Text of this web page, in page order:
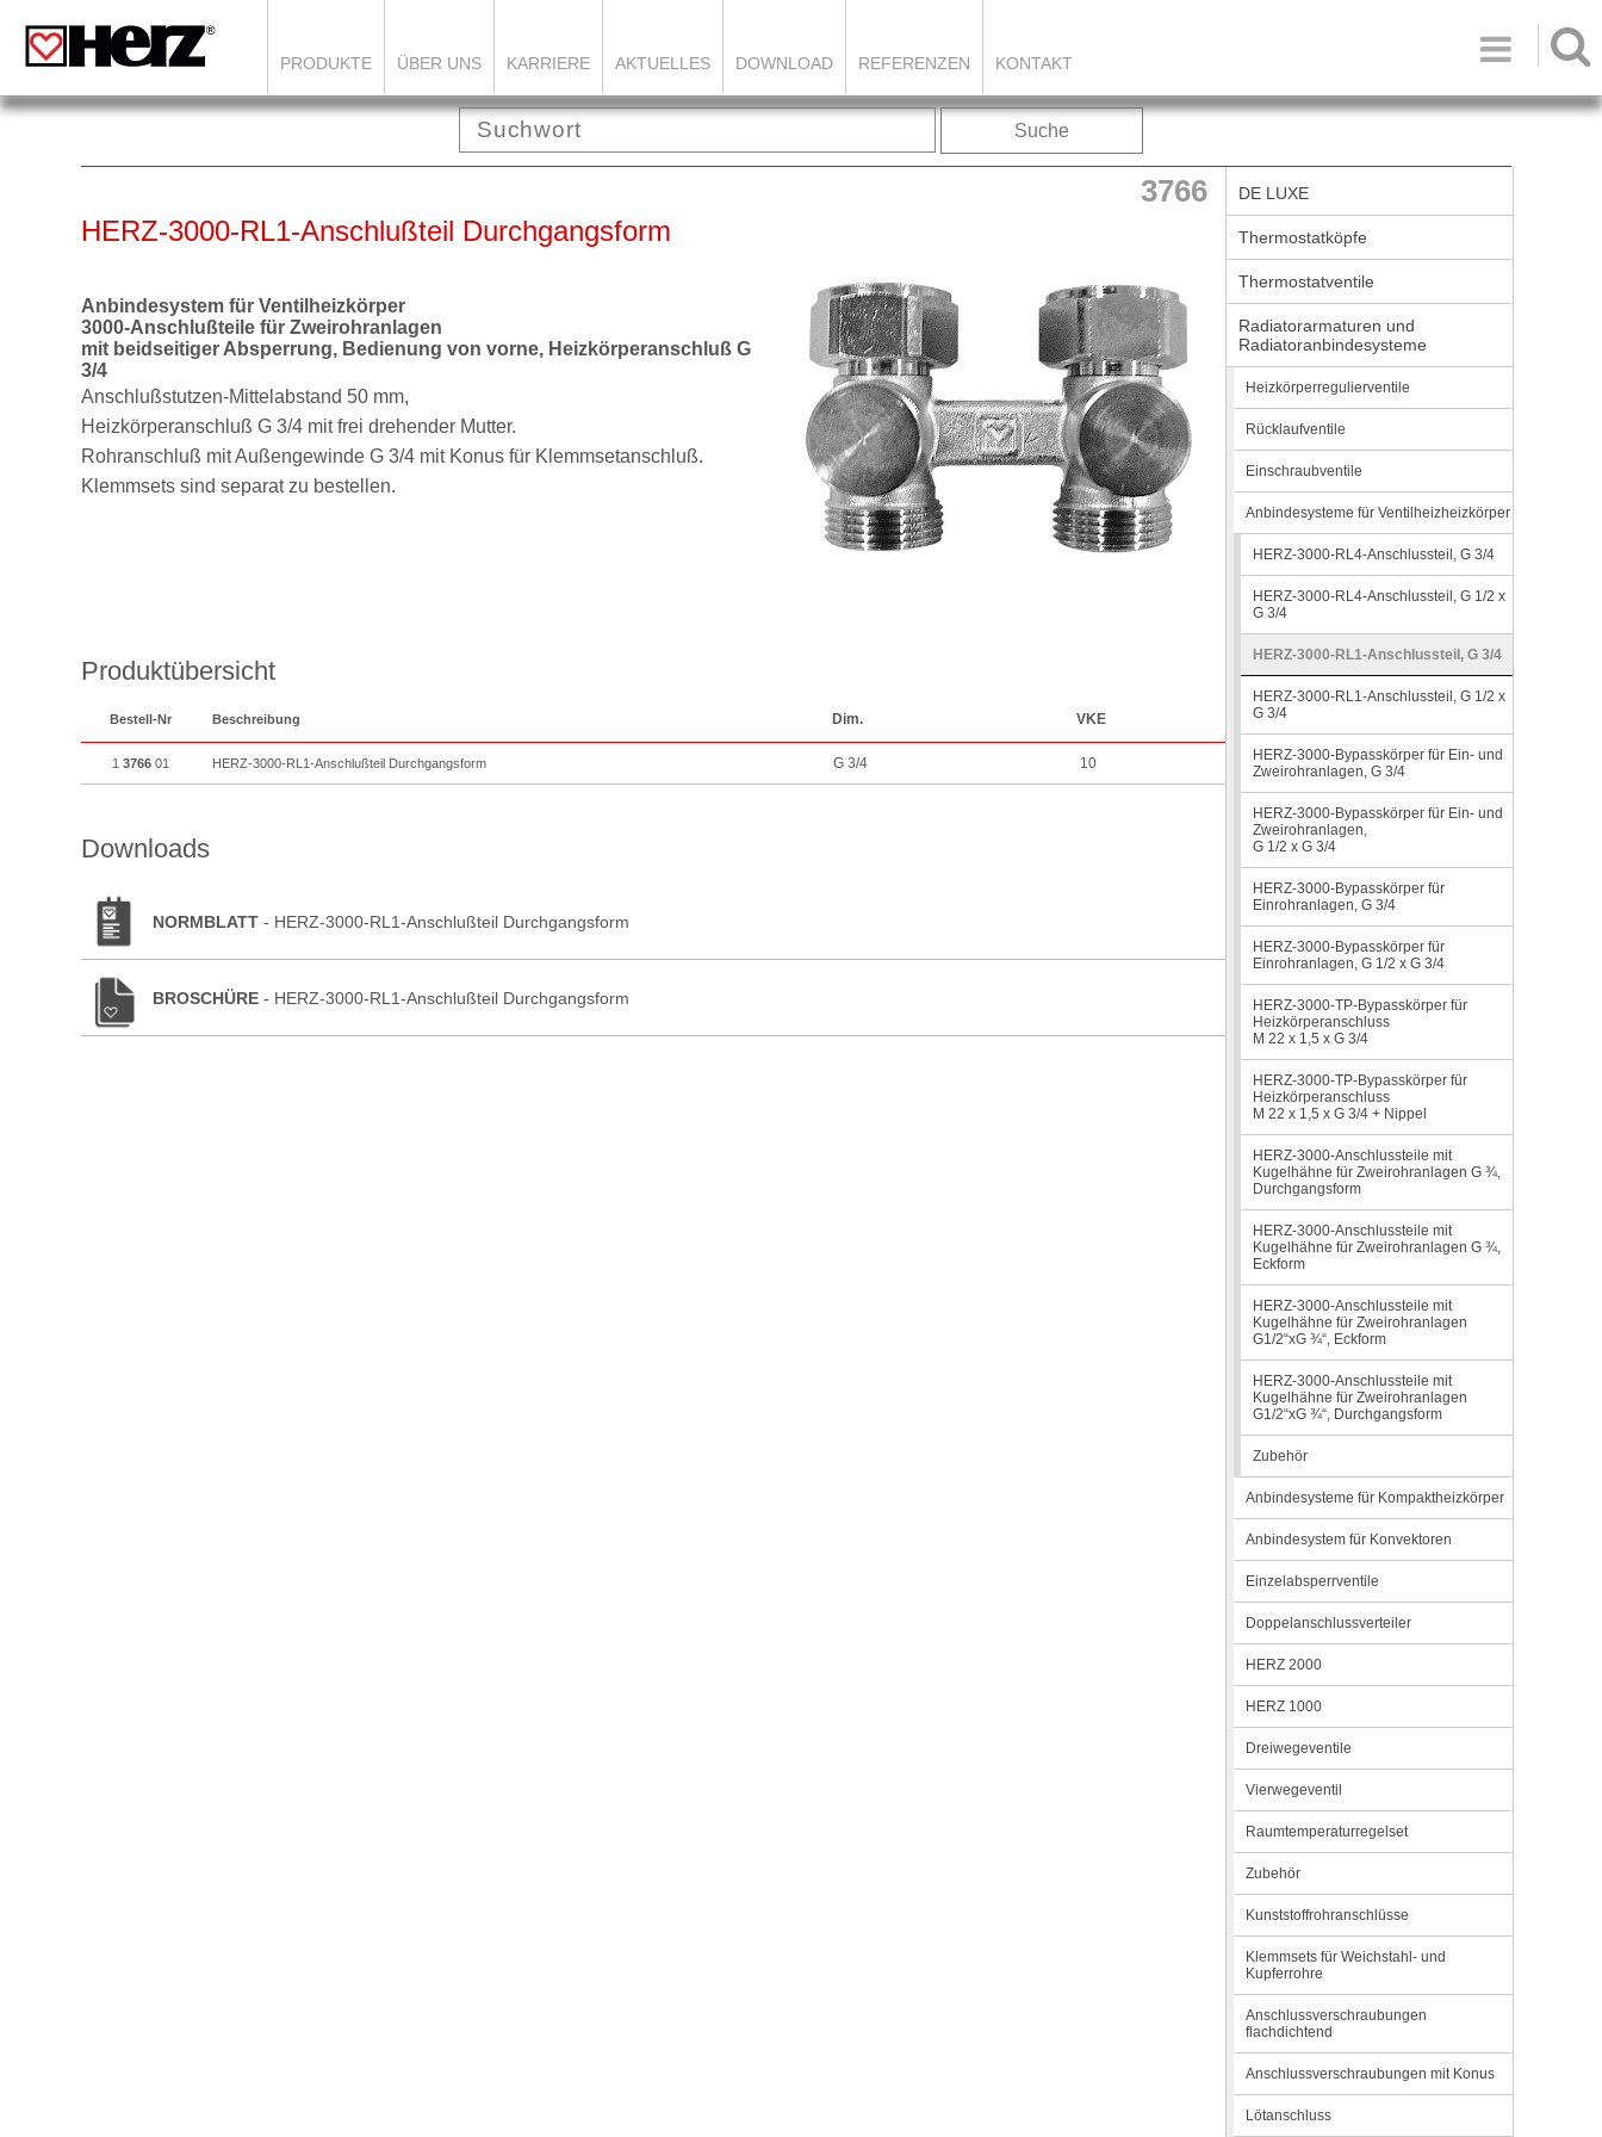

PRODUKTE ÜBER UNS KARRIERE AKTUELLES DOWNLOAD REFERENZEN KONTAKT
Suche
3766
HERZ-3000-RL1-Anschlußteil Durchgangsform
Anbindesystem für Ventilheizkörper
3000-Anschlußteile für Zweirohranlagen
mit beidseitiger Absperrung, Bedienung von vorne, Heizkörperanschluß G
3/4
Anschlußstutzen-Mittelabstand 50 mm,
Heizkörperanschluß G 3/4 mit frei drehender Mutter.
Rohranschluß mit Außengewinde G 3/4 mit Konus für Klemmsetanschluß.
Klemmsets sind separat zu bestellen.
Produktübersicht
Bestell-Nr Beschreibung Dim. VKE
1 3766 01 HERZ-3000-RL1-Anschlußteil Durchgangsform G 3/4 10
Downloads
NORMBLATT - HERZ-3000-RL1-Anschlußteil Durchgangsform
BROSCHÜRE - HERZ-3000-RL1-Anschlußteil Durchgangsform
DE LUXE
Thermostatköpfe
Thermostatventile
Radiatorarmaturen und
Radiatoranbindesysteme
Heizkörperregulierventile
Rücklaufventile
Einschraubventile
Anbindesysteme für Ventilheizheizkörper
HERZ-3000-RL4-Anschlussteil, G 3/4
HERZ-3000-RL4-Anschlussteil, G 1/2 x
G 3/4
HERZ-3000-RL1-Anschlussteil, G 3/4
HERZ-3000-RL1-Anschlussteil, G 1/2 x
G 3/4
HERZ-3000-Bypasskörper für Ein- und
Zweirohranlagen, G 3/4
HERZ-3000-Bypasskörper für Ein- und
Zweirohranlagen,
G 1/2 x G 3/4
HERZ-3000-Bypasskörper für
Einrohranlagen, G 3/4
HERZ-3000-Bypasskörper für
Einrohranlagen, G 1/2 x G 3/4
HERZ-3000-TP-Bypasskörper für
Heizkörperanschluss
M 22 x 1,5 x G 3/4
HERZ-3000-TP-Bypasskörper für
Heizkörperanschluss
M 22 x 1,5 x G 3/4 + Nippel
HERZ-3000-Anschlussteile mit
Kugelhähne für Zweirohranlagen G ¾,
Durchgangsform
HERZ-3000-Anschlussteile mit
Kugelhähne für Zweirohranlagen G ¾,
Eckform
HERZ-3000-Anschlussteile mit
Kugelhähne für Zweirohranlagen
G1/2“xG ¾“, Eckform
HERZ-3000-Anschlussteile mit
Kugelhähne für Zweirohranlagen
G1/2“xG ¾“, Durchgangsform
Zubehör
Anbindesysteme für Kompaktheizkörper
Anbindesystem für Konvektoren
Einzelabsperrventile
Doppelanschlussverteiler
HERZ 2000
HERZ 1000
Dreiwegeventile
Vierwegeventil
Raumtemperaturregelset
Zubehör
Kunststoffrohranschlüsse
Klemmsets für Weichstahl- und
Kupferrohre
Anschlussverschraubungen
flachdichtend
Anschlussverschraubungen mit Konus
Lötanschluss